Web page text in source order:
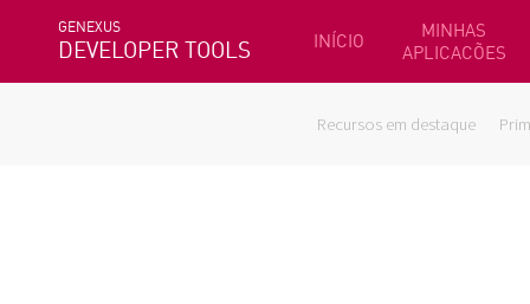
GENEXUS
DEVELOPER TOOLS INÍCIO
MINHAS
APLICACÕES
Recursos em destaque